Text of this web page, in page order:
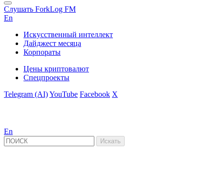
Слушать ForkLog FM
En
Искусственный интеллект
Дайджест месяца
Корпораты
Цены криптовалют
Спецпроекты
Telegram (AI)YouTube Facebook X
En